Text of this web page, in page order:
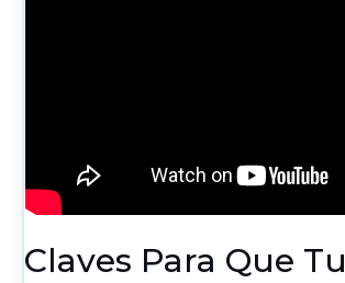
Claves Para Que Tu